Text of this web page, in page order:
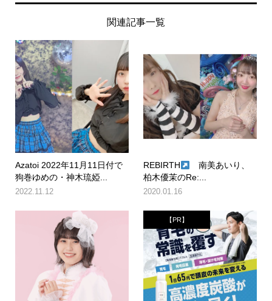
関連記事一覧
Azatoi 2022年11月11日付で
狗巻ゆめの・神木琉婭...
2022.11.12
REBIRTH
南美あいり、
柏木優茉のRe:...
2020.01.16
【PR】